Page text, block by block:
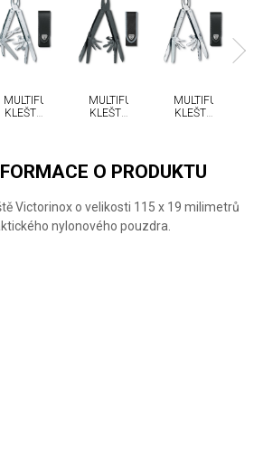
MULTIFUNKČNÍ
KLEŠTĚ
+
KOŽENÉ
MULTIFUNKČNÍ
KLEŠTĚ
BS +
NYLONOVÉ
MULTIFUNKČNÍ
KLEŠTĚ
KOŽENÉ
POUZDRO
O PRODUKTU
Victorinox o velikosti 115 x 19 milimetrů
nylonového pouzdra.